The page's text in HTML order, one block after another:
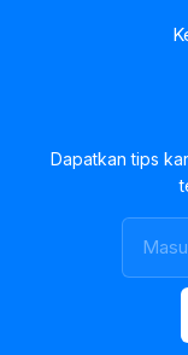
Dapatkan tips